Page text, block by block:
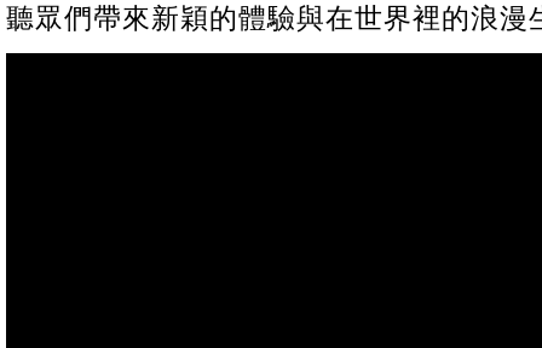
聽眾們帶來新穎的體驗與在世界裡的浪漫